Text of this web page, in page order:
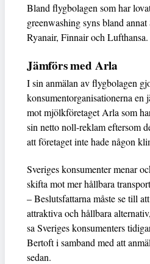
Bland flygbolagen som har
greenwashing syns bland
Ryanair, Finnair och Lufthansa.
Jämförs med Arla
I sin anmälan av flygbolagen
konsumentorganisationerna en
mot mjölkföretaget Arla som
sin netto noll-reklam eftersom
att företaget inte hade någon
Sveriges konsumenter menar
skifta mot mer hållbara
– Beslutsfattarna måste se till
attraktiva och hållbara
sa Sveriges konsumenters
Bertoft i samband med att
sedan.